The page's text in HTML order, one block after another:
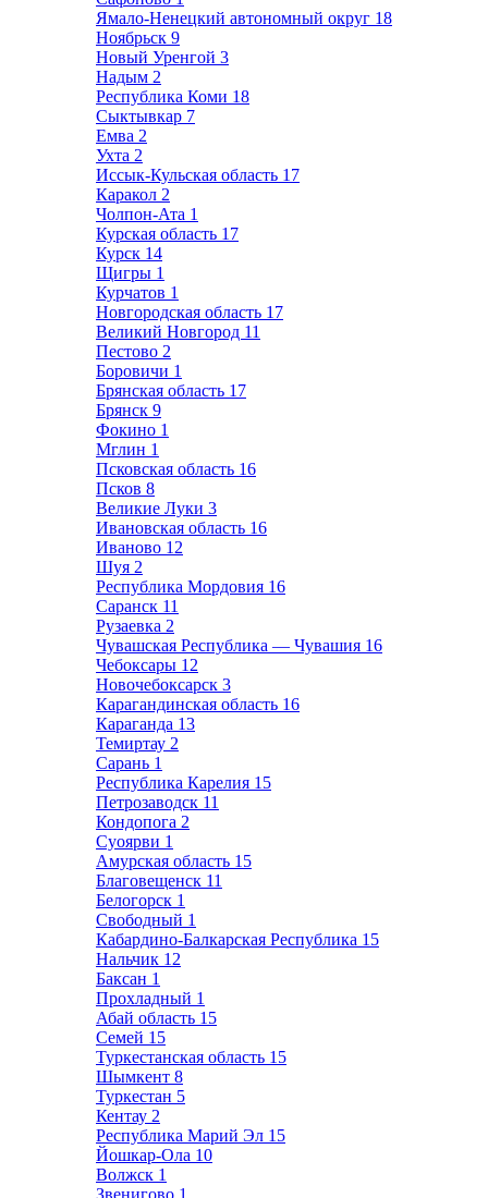
Ямало-Ненецкий автономный округ 18
Ноябрьск 9
Новый Уренгой 3
Надым 2
Республика Коми 18
Сыктывкар 7
Емва 2
Ухта 2
Иссык-Кульская область 17
Каракол 2
Чолпон-Ата 1
Курская область 17
Курск 14
Щигры 1
Курчатов 1
Новгородская область 17
Великий Новгород 11
Пестово 2
Боровичи 1
Брянская область 17
Брянск 9
Фокино 1
Мглин 1
Псковская область 16
Псков 8
Великие Луки 3
Ивановская область 16
Иваново 12
Шуя 2
Республика Мордовия 16
Саранск 11
Рузаевка 2
Чувашская Республика — Чувашия 16
Чебоксары 12
Новочебоксарск 3
Карагандинская область 16
Караганда 13
Темиртау 2
Сарань 1
Республика Карелия 15
Петрозаводск 11
Кондопога 2
Суоярви 1
Амурская область 15
Благовещенск 11
Белогорск 1
Свободный 1
Кабардино-Балкарская Республика 15
Нальчик 12
Баксан 1
Прохладный 1
Абай область 15
Семей 15
Туркестанская область 15
Шымкент 8
Туркестан 5
Кентау 2
Республика Марий Эл 15
Йошкар-Ола 10
Волжск 1
Звенигово 1